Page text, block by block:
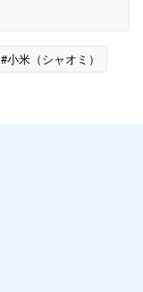
#小米（シャオミ）